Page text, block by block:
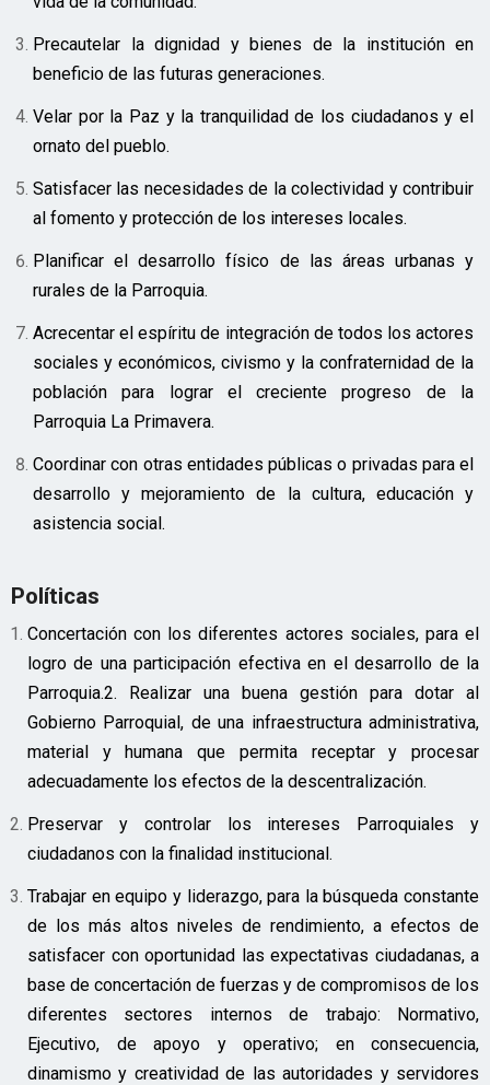
Precautelar la dignidad y bienes de la institución en
beneficio de las futuras generaciones.
Velar por la Paz y la tranquilidad de los ciudadanos y el
ornato del pueblo.
Satisfacer las necesidades de la colectividad y contribuir
al fomento y protección de los intereses locales.
Planificar el desarrollo físico de las áreas urbanas y
rurales de la Parroquia.
Acrecentar el espíritu de integración de todos los actores
sociales y económicos, civismo y la confraternidad de la
población para lograr el creciente progreso de la
Parroquia La Primavera.
Coordinar con otras entidades públicas o privadas para el
desarrollo y mejoramiento de la cultura, educación y
asistencia social.
Políticas
Concertación con los diferentes actores sociales, para el
logro de una participación efectiva en el desarrollo de la
Parroquia.2. Realizar una buena gestión para dotar al
Gobierno Parroquial, de una infraestructura administrativa,
material y humana que permita receptar y procesar
adecuadamente los efectos de la descentralización.
Preservar y controlar los intereses Parroquiales y
ciudadanos con la finalidad institucional.
Trabajar en equipo y liderazgo, para la búsqueda constante
de los más altos niveles de rendimiento, a efectos de
satisfacer con oportunidad las expectativas ciudadanas, a
base de concertación de fuerzas y de compromisos de los
diferentes sectores internos de trabajo: Normativo,
Ejecutivo, de apoyo y operativo; en consecuencia,
dinamismo y creatividad de las autoridades y servidores